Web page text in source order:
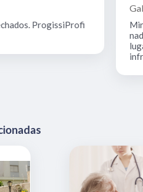
ProgissiProfi
nada
lugar